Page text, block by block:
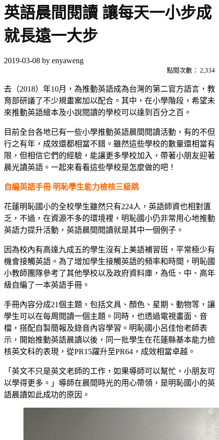
英語晨間閱讀 讓每天一小步成
就長遠一大步
2019-03-08 by enyaweng
點閱次數： 2,334
去（2018）年10月，為推動英語成為台灣的第二官方語言，教
育部研議了不少規畫案加以配合。其中，在小學階段，希望未
來推動英語繪本及小說閱讀的學校可以達到百分之百。
目前全台各地已有一些小學推動英語晨間閱讀活動，有的不但
行之有年，成效還都相當不錯。雖然這些學校的數量還相當有
限，但相信它們的經驗，能讓更多學校加入，帶著小朋友迎著
晨光讀英語。一起來看看這些學校是怎麼做的吧！
自編英語手冊 明恥學生能力檢核三級跳
花蓮明恥國小的全校學生雖然只有224人，英語師資也相對匱
乏，不過，在資源不多的環境裡，明恥國小仍非常用心地推動
英語力提升活動，英語晨間閱讀就是其中一個例子。
因為校內有高達九成五的學生沒有上美語補習班，平常極少有
機會接觸英語。為了增加學生接觸英語的頻率和時間，明恥國
小教師團隊參考了其他學校以及政府資料庫，為低、中、高年
級自編了一本英語手冊。
手冊內容分成21個主題，包括文具、顏色、星期、動物等，讓
學生可以在每周閱讀一個主題。同時，也透過電視畫面、音
檔，搭配自製簡報及錄音內容學習。明恥國小呂佳怡老師表
示，開始推動英語晨讀以後，同一批學生在花蓮縣基本能力檢
核英文科的表現，從PR15躍升至PR64，成效相當卓越。
「英文不只是英文老師的工作，如果導師可以幫忙，小朋友可
以學得更多。」導師在晨間時光的用心帶領，是明恥國小的英
語晨讀如此成功的原因。